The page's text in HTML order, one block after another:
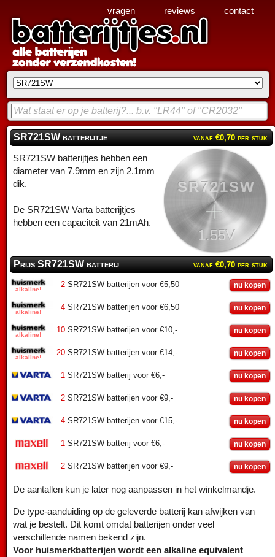
SR721SW batterijtje vanaf €0,70 per stuk
SR721SW
1.55V
SR721SW batterijtjes hebben een
diameter van 7.9mm en zijn 2.1mm
dik.
De SR721SW Varta batterijtjes
hebben een capaciteit van 21mAh.
Prijs SR721SW batterij vanaf €0,70 per stuk
2 SR721SW batterijen voor €5,50 nu kopen
4 SR721SW batterijen voor €6,50 nu kopen
10 SR721SW batterijen voor €10,- nu kopen
20 SR721SW batterijen voor €14,- nu kopen
1 SR721SW batterij voor €6,- nu kopen
2 SR721SW batterijen voor €9,- nu kopen
4 SR721SW batterijen voor €15,- nu kopen
1 SR721SW batterij voor €6,- nu kopen
2 SR721SW batterijen voor €9,- nu kopen
De aantallen kun je later nog aanpassen in het winkelmandje.
De type-aanduiding op de geleverde batterij kan afwijken van
wat je bestelt. Dit komt omdat batterijen onder veel
verschillende namen bekend zijn.
Voor huismerkbatterijen wordt een alkaline equivalent
vragen reviews contact